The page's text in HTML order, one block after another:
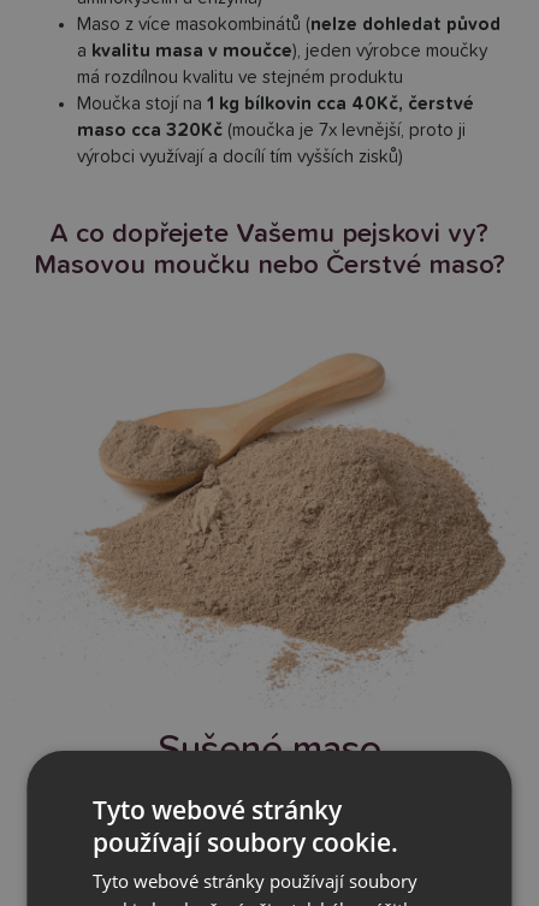
Maso z více masokombinátů (nelze dohledat původ
a kvalitu masa v moučce), jeden výrobce moučky
má rozdílnou kvalitu ve stejném produktu
Moučka stojí na 1 kg bílkovin cca 40Kč, čerstvé
maso cca 320Kč (moučka je 7x levnější, proto ji
výrobci využívají a docílí tím vyšších zisků)
A co dopřejete Vašemu pejskovi vy?
Masovou moučku nebo Čerstvé maso?
Sušené maso
V RawBarku NEnajdete!
Tyto webové stránky
používají soubory cookie.
Tyto webové stránky používají soubory